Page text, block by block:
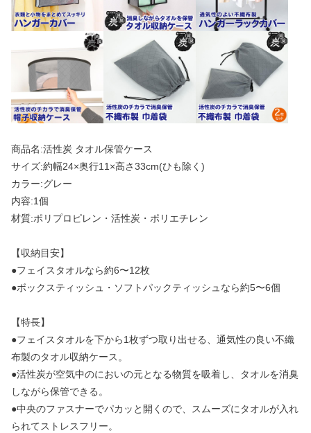
商品名:活性炭 タオル保管ケース
サイズ:約幅24×奥行11×高さ33cm(ひも除く)
カラー:グレー
内容:1個
材質:ポリプロピレン・活性炭・ポリエチレン
【収納目安】
●フェイスタオルなら約6〜12枚
●ボックスティッシュ・ソフトパックティッシュなら約5〜6個
【特長】
●フェイスタオルを下から1枚ずつ取り出せる、通気性の良い不織
布製のタオル収納ケース。
●活性炭が空気中のにおいの元となる物質を吸着し、タオルを消臭
しながら保管できる。
●中央のファスナーでパカッと開くので、スムーズにタオルが入れ
られてストレスフリー。